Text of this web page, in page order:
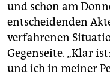
epaper login
und schon am
entscheidenden
verfahrenen
Gegenseite. „Klar
und ich in meiner